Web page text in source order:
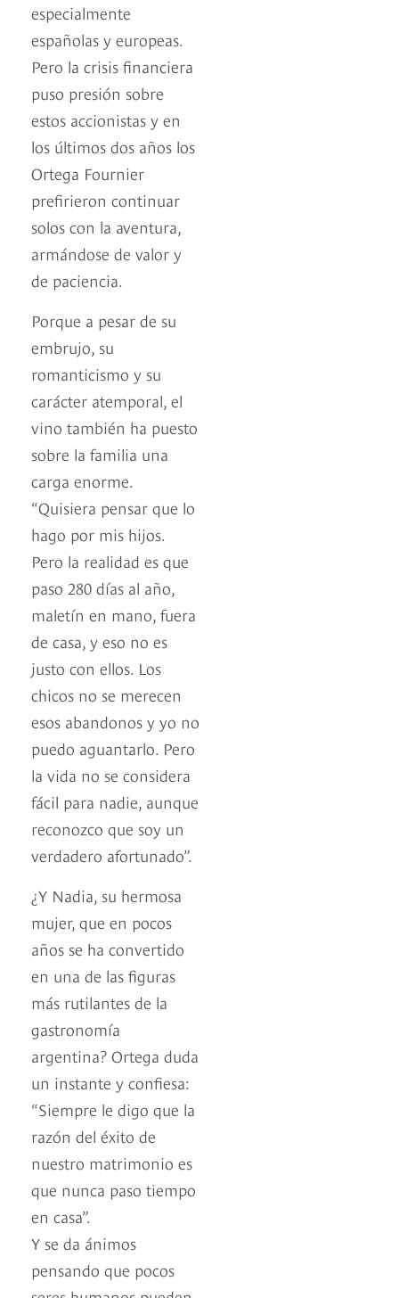
especialmente
españolas y europeas.
Pero la crisis financiera
puso presión sobre
estos accionistas y en
los últimos dos años los
Ortega Fournier
prefirieron continuar
solos con la aventura,
armándose de valor y
de paciencia.
Porque a pesar de su
embrujo, su
romanticismo y su
carácter atemporal, el
vino también ha puesto
sobre la familia una
carga enorme.
“Quisiera pensar que lo
hago por mis hijos.
Pero la realidad es que
paso 280 días al año,
maletín en mano, fuera
de casa, y eso no es
justo con ellos. Los
chicos no se merecen
esos abandonos y yo no
puedo aguantarlo. Pero
la vida no se considera
fácil para nadie, aunque
reconozco que soy un
verdadero afortunado”.
¿Y Nadia, su hermosa
mujer, que en pocos
años se ha convertido
en una de las figuras
más rutilantes de la
gastronomía
argentina? Ortega duda
un instante y confiesa:
“Siempre le digo que la
razón del éxito de
nuestro matrimonio es
que nunca paso tiempo
en casa”.
Y se da ánimos
pensando que pocos